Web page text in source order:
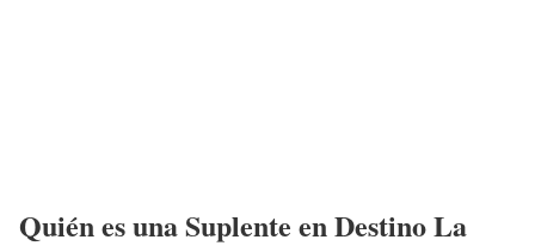
Quién es una Suplente en Destino La